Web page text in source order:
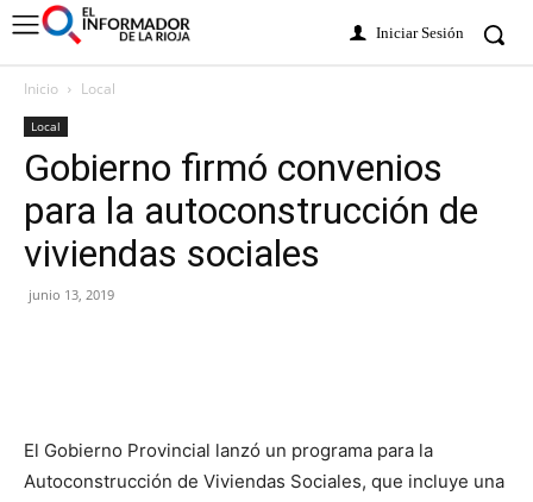
Iniciar Sesión
Inicio Local
Local
Gobierno firmó convenios
para la autoconstrucción de
viviendas sociales
junio 13, 2019
El Gobierno Provincial lanzó un programa para la
Autoconstrucción de Viviendas Sociales, que incluye una